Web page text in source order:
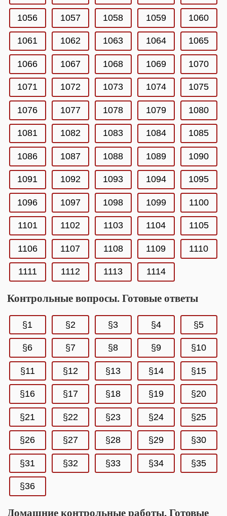
1056 1057 1058 1059 1060
1061 1062 1063 1064 1065
1066 1067 1068 1069 1070
1071 1072 1073 1074 1075
1076 1077 1078 1079 1080
1081 1082 1083 1084 1085
1086 1087 1088 1089 1090
1091 1092 1093 1094 1095
1096 1097 1098 1099 1100
1101 1102 1103 1104 1105
1106 1107 1108 1109 1110
1111 1112 1113 1114
Контрольные вопросы. Готовые ответы
§1 §2 §3 §4 §5
§6 §7 §8 §9 §10
§11 §12 §13 §14 §15
§16 §17 §18 §19 §20
§21 §22 §23 §24 §25
§26 §27 §28 §29 §30
§31 §32 §33 §34 §35
§36
Домашние контрольные работы. Готовые